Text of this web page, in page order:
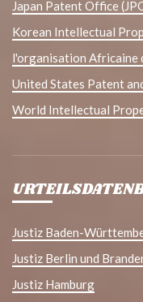
Japan Patent Office
Korean Intellectual
l'organisation Africaine
United States Patent
World Intellectual
Justiz Baden-
Justiz Berlin und
Justiz Hamburg